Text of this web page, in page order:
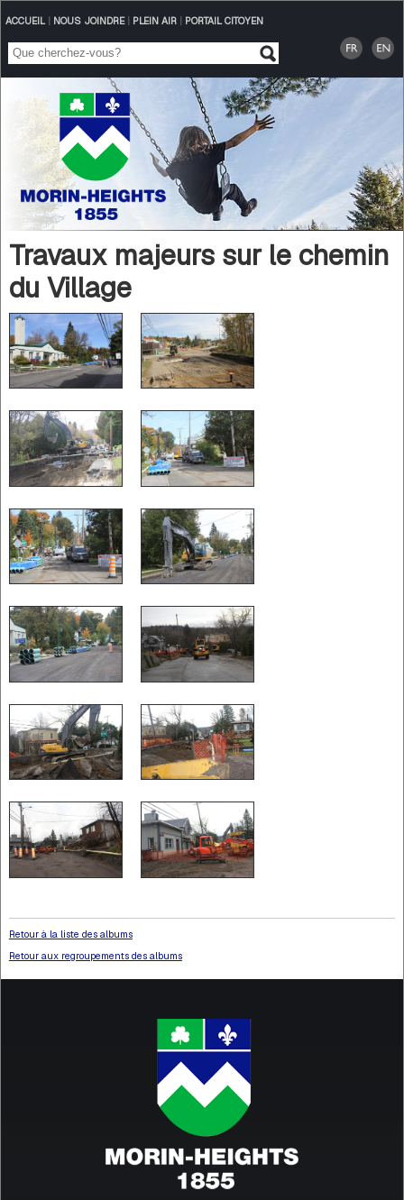
ACCUEIL| NOUS JOINDRE| PLEIN AIR| PORTAIL CITOYEN
Travaux majeurs sur le chemin
du Village
Retour à la liste des albums
Retour aux regroupements des albums